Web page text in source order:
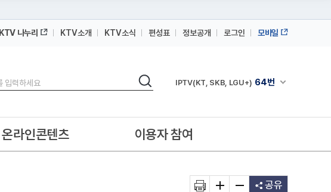
KTV 나누리 KTV소개 KTV소식 편성표 정보공개 로그인 모바일
검색 채널안내 펼쳐
IPTV(KT, SKB, LGU+) 64번
IPTV(KT, SKB, LGU+)
온라인콘텐츠 이용자 참여
공유